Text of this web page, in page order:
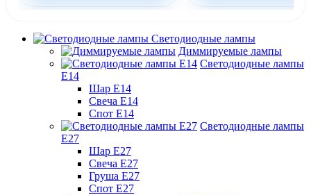
Светодиодные лампы
Диммируемые лампы
Светодиодные лампы
Е14
Шар Е14
Свеча Е14
Спот Е14
Светодиодные лампы
Е27
Шар Е27
Свеча Е27
Груша Е27
Спот Е27